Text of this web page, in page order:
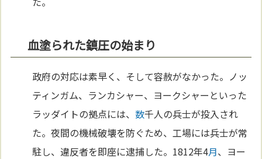
血塗られた鎮圧の始まり
政府の対応は素早く、そして容赦がなかった。ノッ
ティンガム、ランカシャー、ヨークシャーといった
ラッダイトの拠点には、数千人の兵士が投入され
た。夜間の機械破壊を防ぐため、工場には兵士が常
駐し、違反者を即座に逮捕した。1812年4月、ヨー